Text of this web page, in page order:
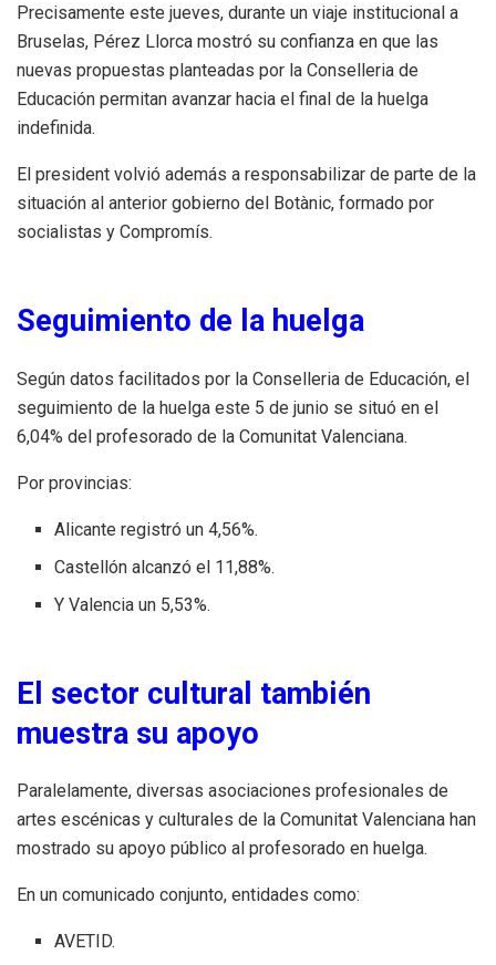
Precisamente este jueves, durante un viaje institucional a
Bruselas, Pérez Llorca mostró su confianza en que las
nuevas propuestas planteadas por la Conselleria de
Educación permitan avanzar hacia el final de la huelga
indefinida.
El president volvió además a responsabilizar de parte de la
situación al anterior gobierno del Botànic, formado por
socialistas y Compromís.
Seguimiento de la huelga
Según datos facilitados por la Conselleria de Educación, el
seguimiento de la huelga este 5 de junio se situó en el
6,04% del profesorado de la Comunitat Valenciana.
Por provincias:
Alicante registró un 4,56%.
Castellón alcanzó el 11,88%.
Y Valencia un 5,53%.
El sector cultural también
muestra su apoyo
Paralelamente, diversas asociaciones profesionales de
artes escénicas y culturales de la Comunitat Valenciana han
mostrado su apoyo público al profesorado en huelga.
En un comunicado conjunto, entidades como:
AVETID.